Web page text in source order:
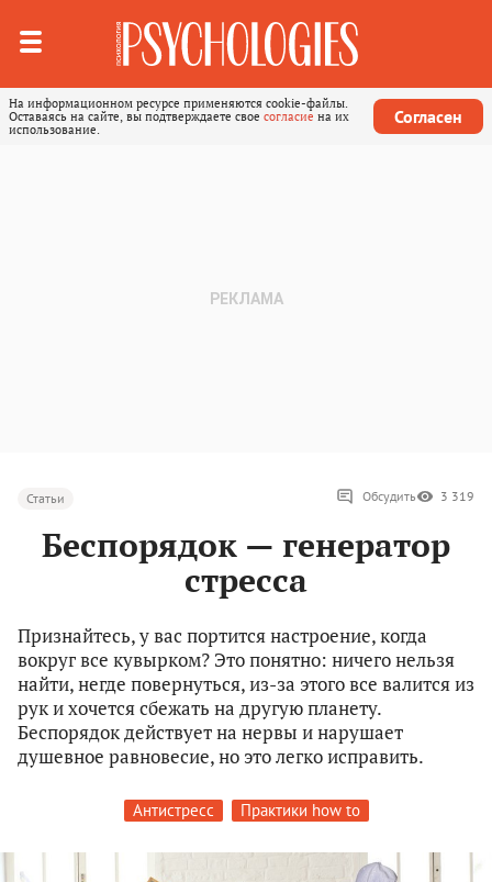
На информационном ресурсе применяются cookie-файлы.
Оставаясь на сайте, вы подтверждаете свое согласие на их
использование.
Согласен
Статьи Обсудить 3 319
Беспорядок — генератор
стресса
Признайтесь, у вас портится настроение, когда
вокруг все кувырком? Это понятно: ничего нельзя
найти, негде повернуться, из-за этого все валится из
рук и хочется сбежать на другую планету.
Беспорядок действует на нервы и нарушает
душевное равновесие, но это легко исправить.
Антистресс Практики how to